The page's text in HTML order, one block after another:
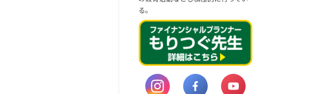
る。